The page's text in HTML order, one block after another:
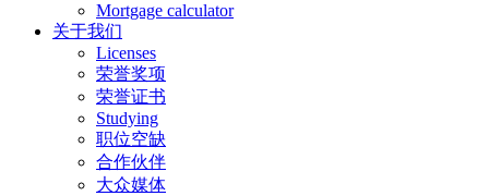
Mortgage calculator
关于我们
Licenses
荣誉奖项
荣誉证书
Studying
职位空缺
合作伙伴
大众媒体